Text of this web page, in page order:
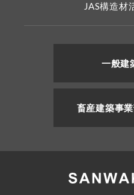
JAS構造材
一般建
畜産建築事